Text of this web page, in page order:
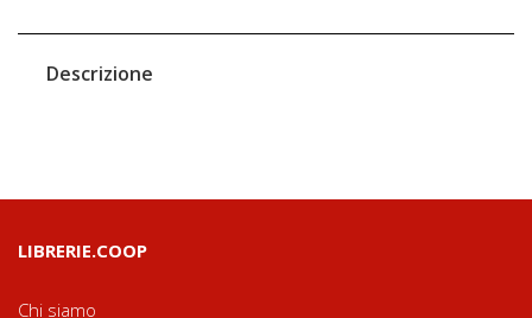
Descrizione
LIBRERIE.COOP
Chi siamo